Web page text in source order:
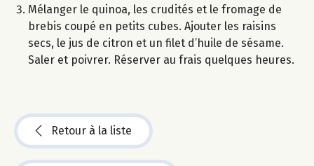
Mélanger le quinoa, les crudités et le fromage de
brebis coupé en petits cubes. Ajouter les raisins
secs, le jus de citron et un filet d’huile de sésame.
Saler et poivrer. Réserver au frais quelques heures.
Retour à la liste